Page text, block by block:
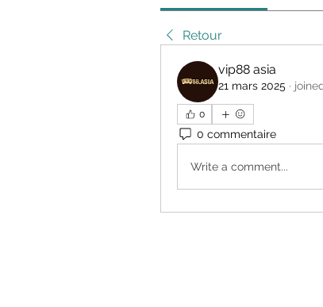
Retour
vip88 asia
21 mars 2025 ·
0
0 commentaire
Write a comment...